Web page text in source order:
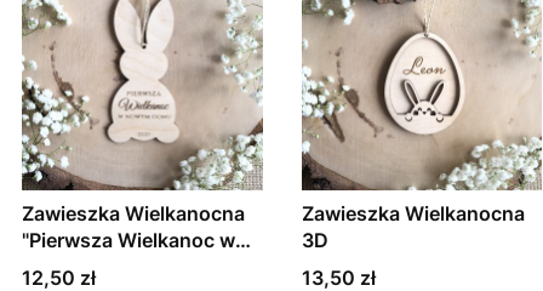
Zawieszka Wielkanocna
"Pierwsza Wielkanoc w
nowym domu"
Cena
12,50 zł
Zawieszka Wielkanocna
3D
Cena
13,50 zł